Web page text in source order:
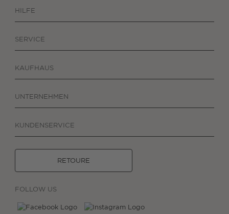
HILFE
SERVICE
KAUFHAUS
UNTERNEHMEN
KUNDENSERVICE
RETOURE
FOLLOW US